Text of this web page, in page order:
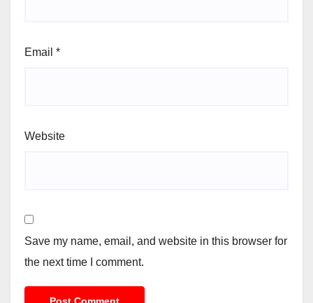
Email *
Website
Save my name, email, and website in this browser for
the next time I comment.